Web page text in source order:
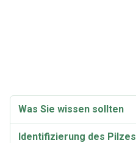
Was Sie wissen sollten
Identifizierung des Pilzes